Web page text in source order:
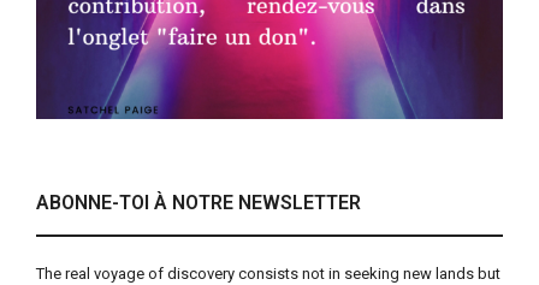
ABONNE-TOI À NOTRE NEWSLETTER
The real voyage of discovery consists not in seeking new lands but